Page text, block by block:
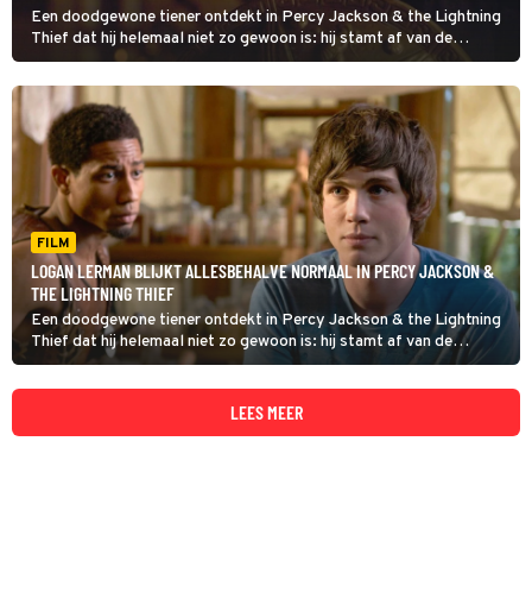
Een doodgewone tiener ontdekt in Percy Jackson & the Lightning
Thief dat hij helemaal niet zo gewoon is: hij stamt af van de
Griekse zeegod Poseidon.
FILM
LOGAN LERMAN BLIJKT ALLESBEHALVE NORMAAL IN PERCY JACKSON &
THE LIGHTNING THIEF
Een doodgewone tiener ontdekt in Percy Jackson & the Lightning
Thief dat hij helemaal niet zo gewoon is: hij stamt af van de
Griekse zeegod Poseidon.
LEES MEER